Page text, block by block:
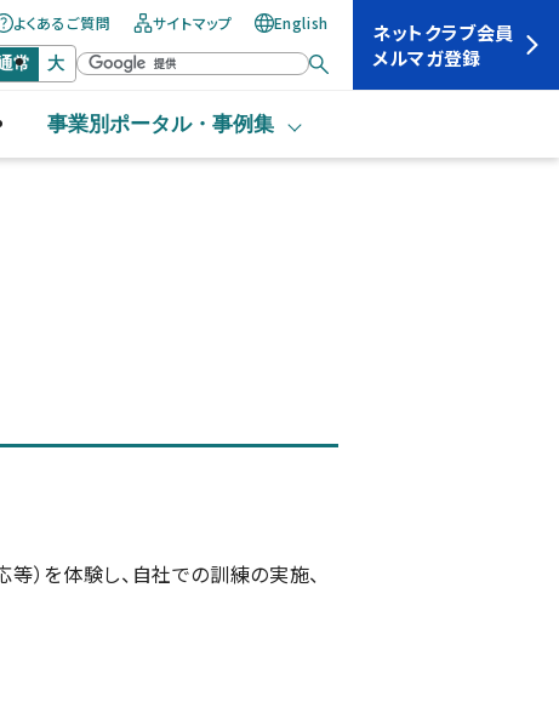
よくあるご質問 サイトマップ English
常 大
ネットクラブ会員
メルマガ登録
事業別ポータル・事例集
）を体験し、自社での訓練の実施、